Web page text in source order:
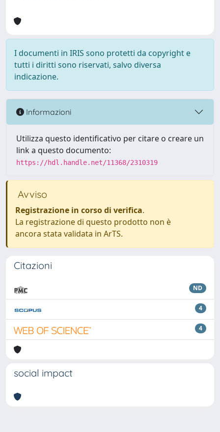
I documenti in IRIS sono protetti da copyright e
tutti i diritti sono riservati, salvo diversa
indicazione.
Informazioni
Utilizza questo identificativo per citare o creare un
link a questo documento:
https://hdl.handle.net/11368/2310319
Avviso
Registrazione in corso di verifica.
La registrazione di questo prodotto non è
ancora stata validata in ArTS.
Citazioni
ND
4
4
social impact